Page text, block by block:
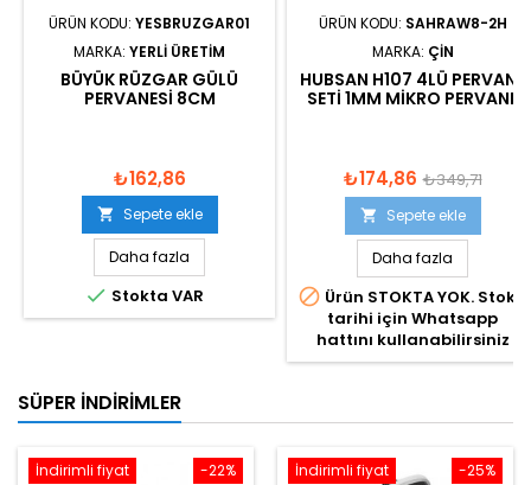
ÜRÜN KODU: YESBRUZGAR01
MARKA: YERLI ÜRETIM
BÜYÜK RÜZGAR GÜLÜ
PERVANESI 8CM
₺162,86
 Sepete ekle
Daha fazla
 Stokta VAR
ÜRÜN KODU: SAHRAW8-2H
MARKA: ÇIN
HUBSAN H107 4LÜ PERVANE
SETI 1MM MIKRO PERVANE
₺174,86 ₺349,71
 Sepete ekle
Daha fazla
 Ürün STOKTA YOK. Stok
tarihi için Whatsapp
hattını kullanabilirsiniz
SÜPER İNDIRIMLER
-22%
İndirimli fiyat -25%
İndirimli fiyat